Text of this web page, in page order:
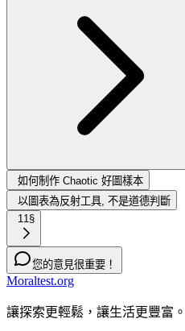
如何制作 Chaotic 好圖樣本
以圖表為反射工具, 不是道德判斷
11§
您的意見很重要！
Moraltest.org
讓探索更輕鬆，讓生活更豐富。